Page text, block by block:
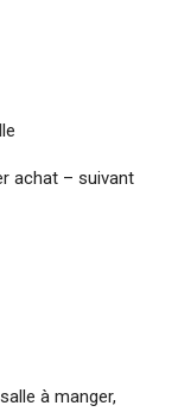
achat – suivant
à manger,